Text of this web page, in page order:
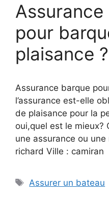
pour
plaisance ?
Assurance barque
l’assurance est-elle
de plaisance pour la
oui,quel est le mieux?
une assurance ou
richard Ville : camiran
Étiquettes
Assurer un bateau